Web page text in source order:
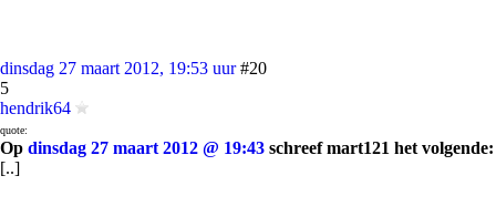
dinsdag 27 maart 2012, 19:53 uur #20
5
hendrik64
quote:
Op dinsdag 27 maart 2012 @ 19:43 schreef mart121 het volgende:
[..]